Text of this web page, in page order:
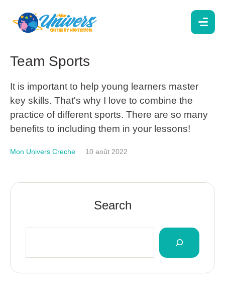
Team Sports
It is important to help young learners master
key skills. That's why I love to combine the
practice of different sports. There are so many
benefits to including them in your lessons!
Mon Univers Creche 10 août 2022
Search